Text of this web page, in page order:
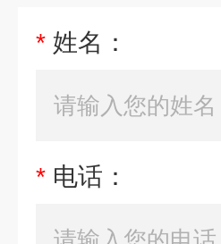
* 姓名：
* 电话：